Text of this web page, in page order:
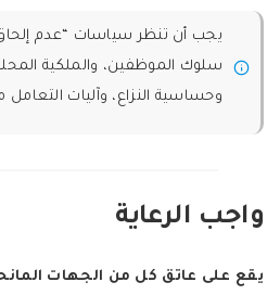
يجب أن تنظر سياسات “عدم
سلوك الموظفين، والملكية
وحساسية النزاع، وآليات
واجب الرعاية
يقع على عاتق كل من الجهات